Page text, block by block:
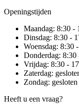
Openingstijden
Maandag: 8:30 -
Dinsdag: 8:30 -
Woensdag: 8:30
Donderdag: 8:30
Vrijdag: 8:30 -
Zaterdag:
Zondag: gesloten
Heeft u een vraag?